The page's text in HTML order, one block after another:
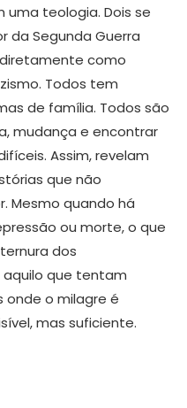
uma teologia. Dois se
da Segunda Guerra
como
Todos tem
de família. Todos são
mudança e encontrar
Assim, revelam
que não
Mesmo quando há
ou morte, o que
dos
que tentam
onde o milagre é
mas suficiente.